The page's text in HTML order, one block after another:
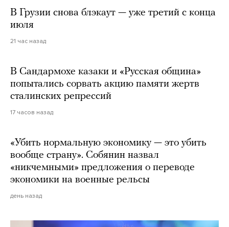
В Грузии снова блэкаут — уже третий с конца
июля
21 час назад
В Сандармохе казаки и «Русская община»
попытались сорвать акцию памяти жертв
сталинских репрессий
17 часов назад
«Убить нормальную экономику — это убить
вообще страну». Собянин назвал
«никчемными» предложения о переводе
экономики на военные рельсы
день назад